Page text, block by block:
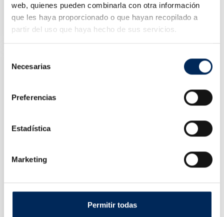
web, quienes pueden combinarla con otra información
que les haya proporcionado o que hayan recopilado a
partir del uso que haya hecho de sus servicios.
Necesarias
Preferencias
Estadística
Marketing
Permitir todas
Llave De Carraca Neumatica 1/2"
0/39-BP821
106,00 €Precio
Juego Llaves Cazoleta Para Filtros